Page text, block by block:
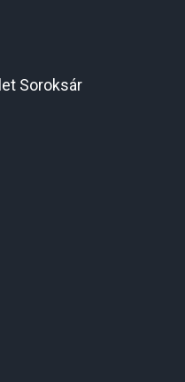
Soroksár